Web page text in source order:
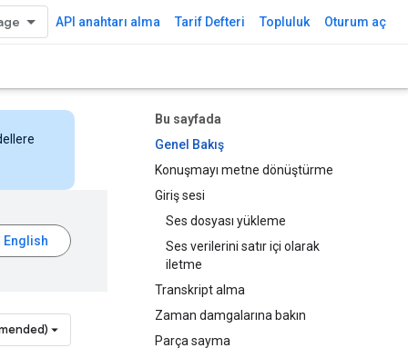
API anahtarı alma Tarif Defteri Topluluk Oturum aç
Bu sayfada
Genel Bakış
Konuşmayı metne dönüştürme
Giriş sesi
Ses dosyası yükleme
Ses verilerini satır içi olarak
iletme
Transkript alma
Zaman damgalarına bakın
Parça sayma